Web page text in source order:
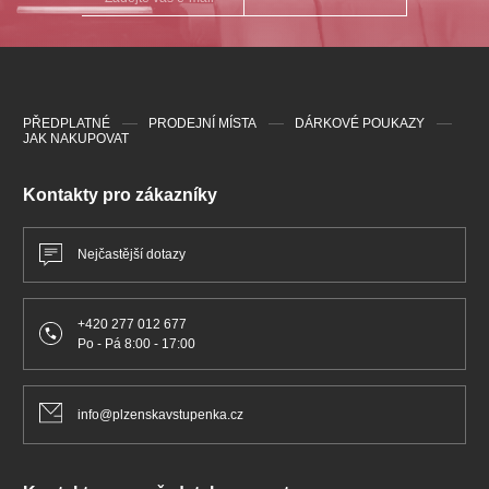
Kontakty pro zákazníky
Nejčastější dotazy
+420 277 012 677
Po - Pá 8:00 - 17:00
info@plzenskavstupenka.cz
PŘEDPLATNÉ PRODEJNÍ MÍSTA
DÁRKOVÉ POUKAZY
JAK NAKUPOVAT